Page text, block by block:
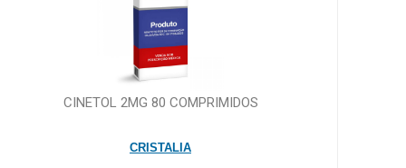
CINETOL 2MG 80 COMPRIMIDOS
CRISTALIA